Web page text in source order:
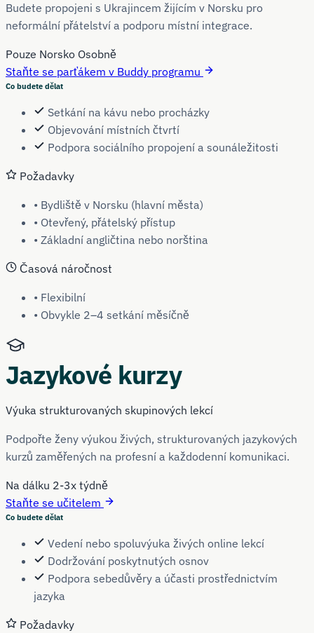
Budete propojeni s Ukrajincem žijícím v Norsku pro
neformální přátelství a podporu místní integrace.
Pouze Norsko Osobně
Staňte se parťákem v Buddy programu
Co budete dělat
Setkání na kávu nebo procházky
Objevování místních čtvrtí
Podpora sociálního propojení a sounáležitosti
Požadavky
• Bydliště v Norsku (hlavní města)
• Otevřený, přátelský přístup
• Základní angličtina nebo norština
Časová náročnost
• Flexibilní
• Obvykle 2–4 setkání měsíčně
Jazykové kurzy
Výuka strukturovaných skupinových lekcí
Podpořte ženy výukou živých, strukturovaných jazykových
kurzů zaměřených na profesní a každodenní komunikaci.
Na dálku 2-3x týdně
Staňte se učitelem
Co budete dělat
Vedení nebo spoluvýuka živých online lekcí
Dodržování poskytnutých osnov
Podpora sebedůvěry a účasti prostřednictvím
jazyka
Požadavky